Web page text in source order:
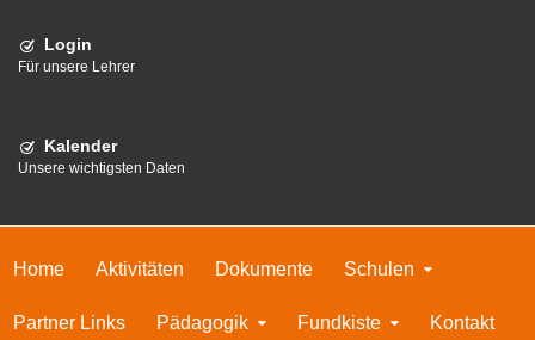
Login
Für unsere Lehrer
Kalender
Unsere wichtigsten Daten
Home Aktivitäten Dokumente Schulen
Partner Links Pädagogik Fundkiste Kontakt